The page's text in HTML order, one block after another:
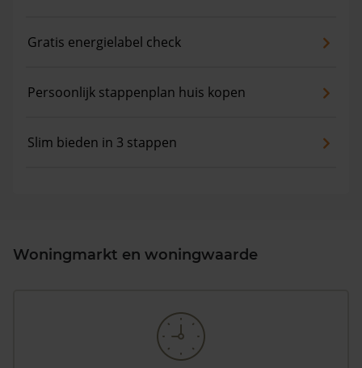
Gratis energielabel check
Persoonlijk stappenplan huis kopen
Slim bieden in 3 stappen
Woningmarkt en woningwaarde